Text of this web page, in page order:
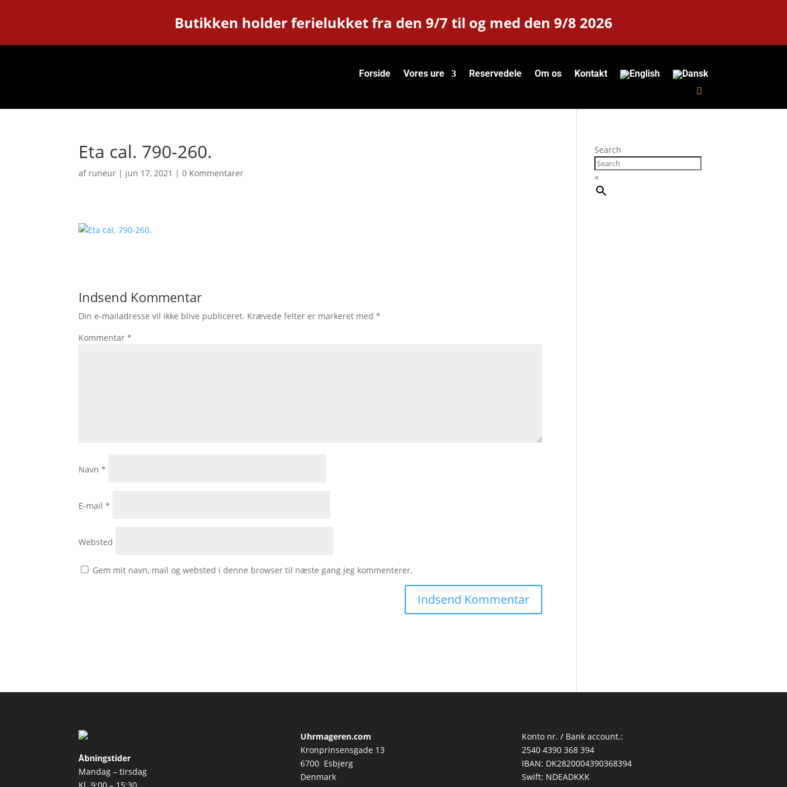
Butikken holder ferielukket fra den 9/7 til og med den 9/8 2026
Forside Vores ure Reservedele Om os Kontakt
Eta cal. 790-260.
af runeur | jun 17, 2021 |0 Kommentarer
Indsend Kommentar
Din e-mailadresse vil ikke blive publiceret. Krævede felter er markeret med*
Kommentar*
Navn*
E-mail*
Websted
Gem mit navn, mail og websted i denne browser til næste gang jeg kommenterer.
Search
×
Åbningstider
Mandag – tirsdag
Uhrmageren.com
Kronprinsensgade 13
6700 Esbjerg
Denmark
Konto nr. / Bank account.:
2540 4390 368 394
IBAN: DK2820004390368394
Swift: NDEADKKK